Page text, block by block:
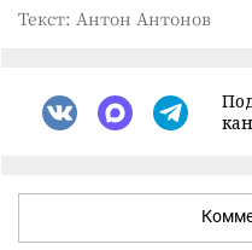
Текст: Антон Антонов